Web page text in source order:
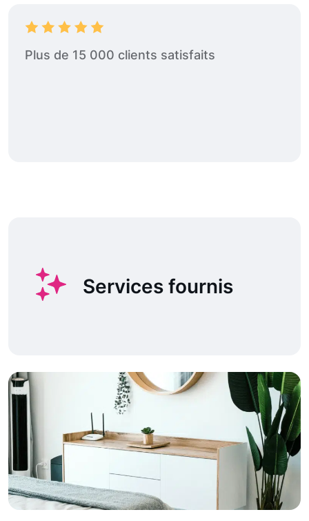
Plus de 15 000 clients satisfaits
Services fournis